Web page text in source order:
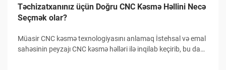
Təchizatxanınız üçün Doğru CNC Kəsmə Həllini Necə
Seçmək olar?
Müasir CNC kəsmə texnologiyasını anlamaq İstehsal və emal
sahəsinin peyzajı CNC kəsmə həlləri ilə inqilab keçirib, bu da